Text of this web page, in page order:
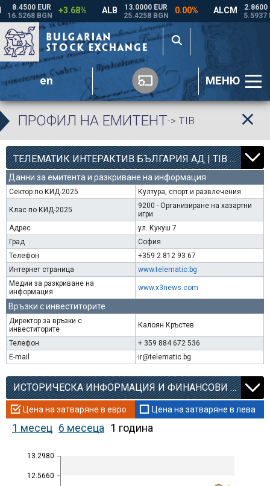
en МЕНЮ
ПРОФИЛ НА ЕМИТЕНТ-> TIB
ТЕЛЕМАТИК ИНТЕРАКТИВ БЪЛГАРИЯ АД | TIB | 12
Данни за емитента и разкриване на информация
Сектор по КИД-2025 Култура, спорт и развлечения
Клас по КИД-2025
9200 - Организиране на хазартни
игри
Адрес
ул. Кукуш 7
Град
София
Телефон
+359 2 812 93 67
Интернет страница
www.telematic.bg
Медии за разкриване на
информация
www.x3news.com
Връзки с инвеститорите
Директор за връзки с
инвеститорите
Калоян Кръстев
Телефон
+ 359 884 672 536
E-mail
ir@telematic.bg
ИСТОРИЧЕСКА ИНФОРМАЦИЯ И ФИНАНСОВИ КОЕФИЦИЕНТИ
Цена на затваряне в евро Цена на затваряне в лева
1 месец 6 месеца 1 година
12.5660
13.2980